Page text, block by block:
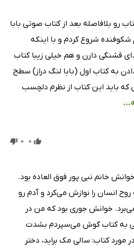
14 دقیقه
1 دقیقه
2 دقیقه
12 دقیقه
2 دقیقه
10 دقیقه
2 دقیقه
رو بلافاصله بعد از کتاب صوتی بابا
شکوفنده شروع کردم و با اینکه
قشنگی دارن و هم خیلی زیبا کتاب
به کتاب اول (بابا لنگ دراز) سطح
که باید این کتاب از نظرم دلچسب
0
0
خوانش خانم نبی پور فوق العاده بود.
روح انسان را نوازش می‌کرد و آدم رو
خوانش جوری بود که من در
به کتاب گوش می‌سپردم بشدت
کتاب: سالی مک براید، دختر